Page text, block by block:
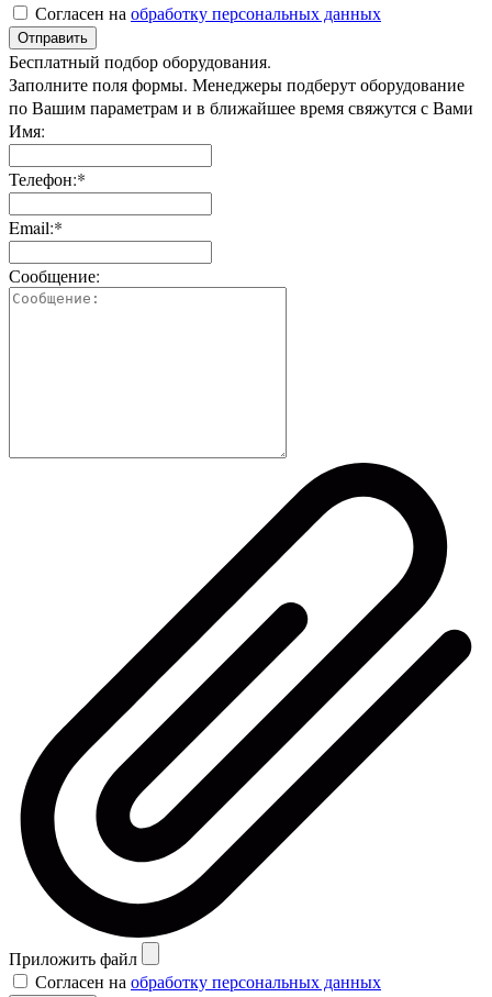
Согласен на обработку персональных данных
Отправить
Бесплатный подбор оборудования.
Заполните поля формы. Менеджеры подберут оборудование
по Вашим параметрам и в ближайшее время свяжутся с Вами
Имя:
Телефон:*
Email:*
Сообщение:
Приложить файл
Согласен на обработку персональных данных